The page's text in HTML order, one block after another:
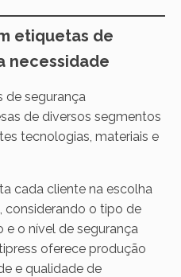
etiquetas de
necessidade
de segurança
de diversos segmentos
tecnologias, materiais e
cada cliente na escolha
considerando o tipo de
o nível de segurança
oferece produção
e qualidade de